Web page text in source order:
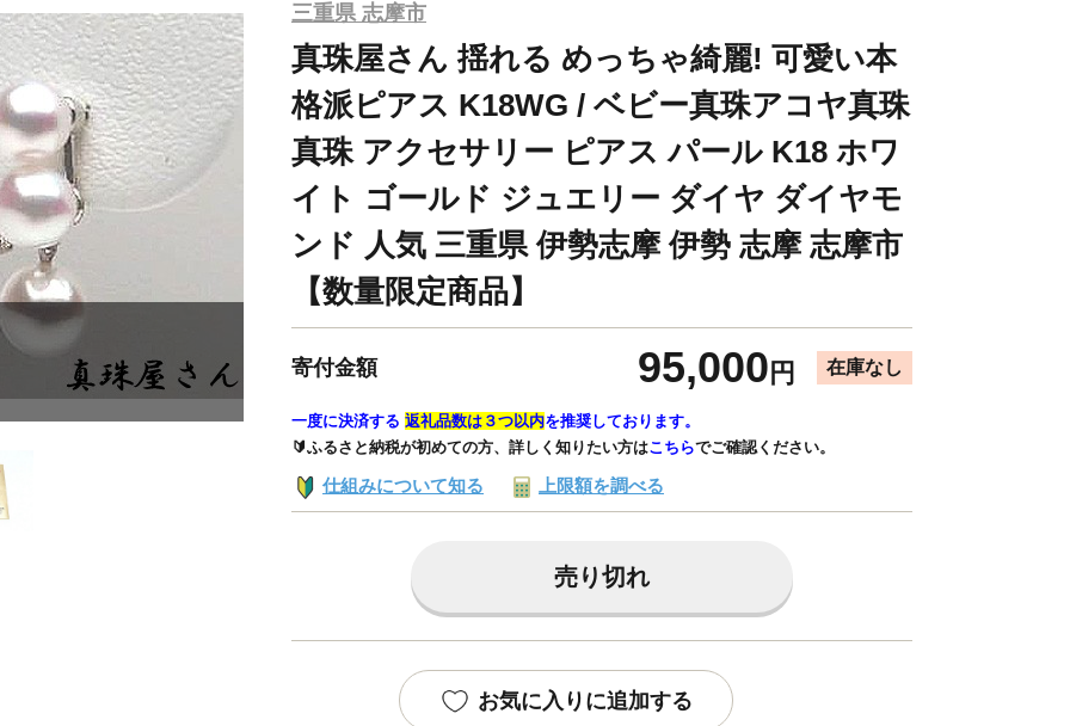
三重県 志摩市
真珠屋さん 揺れる めっちゃ綺麗! 可愛い本
格派ピアス K18WG / ベビー真珠アコヤ真珠
真珠 アクセサリー ピアス パール K18 ホワ
イト ゴールド ジュエリー ダイヤ ダイヤモ
ンド 人気 三重県 伊勢志摩 伊勢 志摩 志摩市
【数量限定商品】
寄付金額 95,000 円 在庫なし
一度に決済する 返礼品数は３つ以内を推奨しております。
🔰ふるさと納税が初めての方、詳しく知りたい方はこちらでご確認ください。
仕組みについて知る 上限額を調べる
売り切れ
お気に入りに追加する